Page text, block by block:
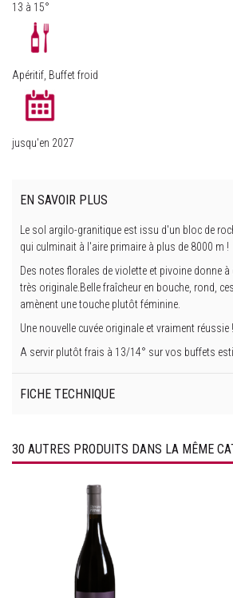
13 à 15°
Apéritif, Buffet froid
jusqu'en 2027
EN SAVOIR PLUS
Le sol argilo-granitique est issu d'un bloc de
qui culminait à l'aire primaire à plus de 8000 m !
Des notes florales de violette et pivoine donne à
très originale.Belle fraîcheur en bouche, rond,
amènent une touche plutôt féminine.
Une nouvelle cuvée originale et vraiment réussie !
A servir plutôt frais à 13/14° sur vos buffets
FICHE TECHNIQUE
30 AUTRES PRODUITS DANS LA MÊME